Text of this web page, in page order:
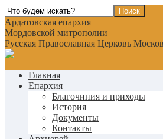
Ардатовская епархия
Мордовской митрополии
Русская Православная Церковь
Главная
Епархия
Благочиния и приходы
История
Документы
Контакты